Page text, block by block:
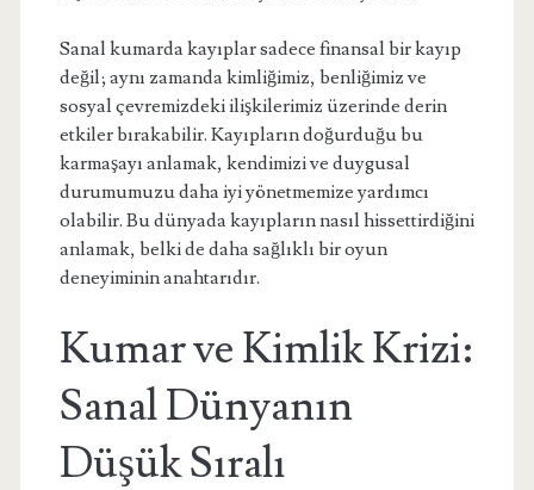
Sanal kumarda kayıplar sadece finansal bir kayıp
değil; aynı zamanda kimliğimiz, benliğimiz ve
sosyal çevremizdeki ilişkilerimiz üzerinde derin
etkiler bırakabilir. Kayıpların doğurduğu bu
karmaşayı anlamak, kendimizi ve duygusal
durumumuzu daha iyi yönetmemize yardımcı
olabilir. Bu dünyada kayıpların nasıl hissettirdiğini
anlamak, belki de daha sağlıklı bir oyun
deneyiminin anahtarıdır.
Kumar ve Kimlik Krizi:
Sanal Dünyanın
Düşük Sıralı